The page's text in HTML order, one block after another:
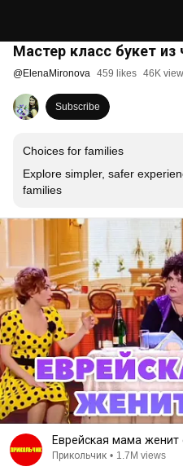
Мастер класс букет из
@ElenaMironova 459 likes 46K
Subscribe
Choices for families
Explore simpler, safer
families
Еврейская мама женит
Прикольчик • 1.7M views